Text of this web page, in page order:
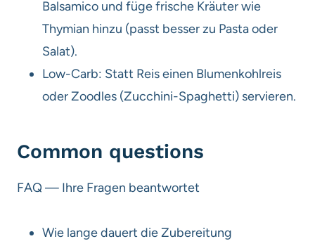
Balsamico und füge frische Kräuter wie
Thymian hinzu (passt besser zu Pasta oder
Salat).
Low-Carb: Statt Reis einen Blumenkohlreis
oder Zoodles (Zucchini-Spaghetti) servieren.
Common questions
FAQ — Ihre Fragen beantwortet
Wie lange dauert die Zubereitung